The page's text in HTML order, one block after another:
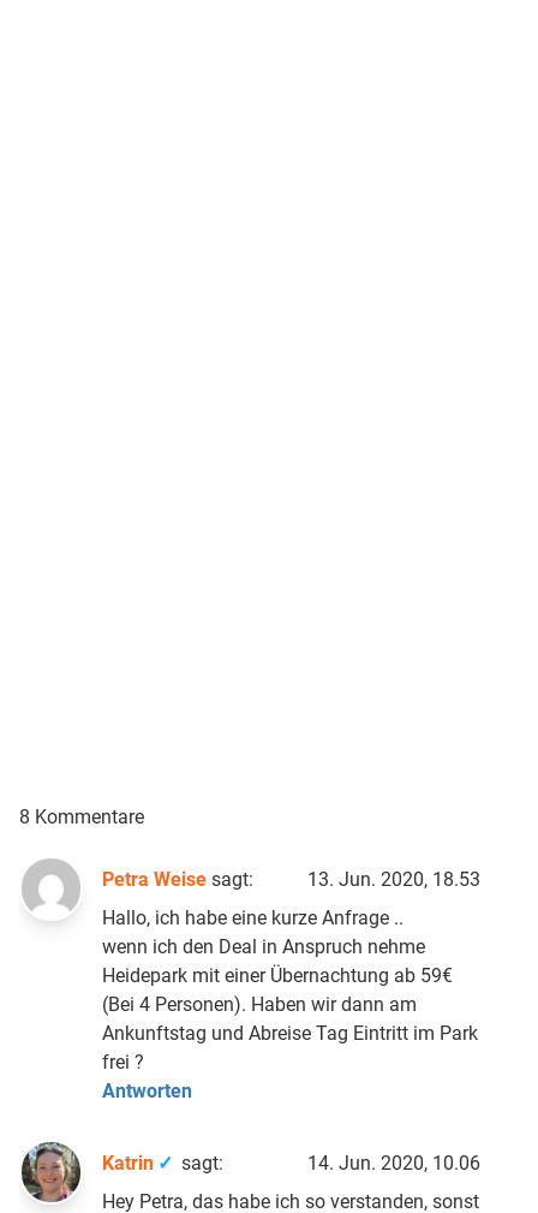
8 Kommentare
Petra Weise sagt:
13. Jun. 2020, 18.53
Hallo, ich habe eine kurze Anfrage ..
wenn ich den Deal in Anspruch nehme
Heidepark mit einer Übernachtung ab 59€
(Bei 4 Personen). Haben wir dann am
Ankunftstag und Abreise Tag Eintritt im Park
frei ?
Antworten
Katrin sagt:
14. Jun. 2020, 10.06
Hey Petra, das habe ich so verstanden, sonst